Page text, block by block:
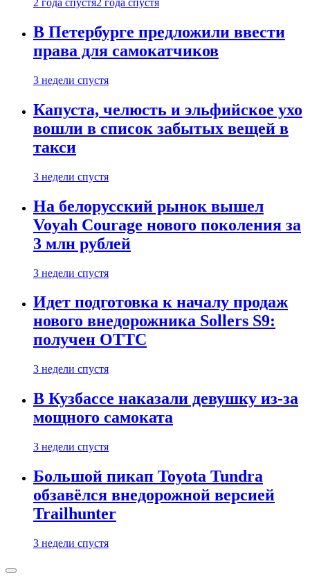
2 года спустя2 года спустя
В Петербурге предложили ввести
права для самокатчиков
3 недели спустя
Капуста, челюсть и эльфийское ухо
вошли в список забытых вещей в
такси
3 недели спустя
На белорусский рынок вышел
Voyah Courage нового поколения за
3 млн рублей
3 недели спустя
Идет подготовка к началу продаж
нового внедорожника Sollers S9:
получен ОТТС
3 недели спустя
В Кузбассе наказали девушку из-за
мощного самоката
3 недели спустя
Большой пикап Toyota Tundra
обзавёлся внедорожной версией
Trailhunter
3 недели спустя